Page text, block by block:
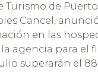
Turismo de Puerto
Cancel,
en las
agencia para el
superarán el